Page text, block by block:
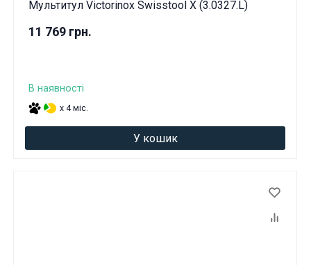
Мультитул Victorinox Swisstool X (3.0327.L)
11 769 грн.
В наявності
x 4 міс.
У кошик